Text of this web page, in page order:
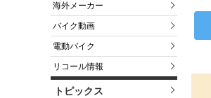
海外メーカー
バイク動画
電動バイク
リコール情報
トピックス